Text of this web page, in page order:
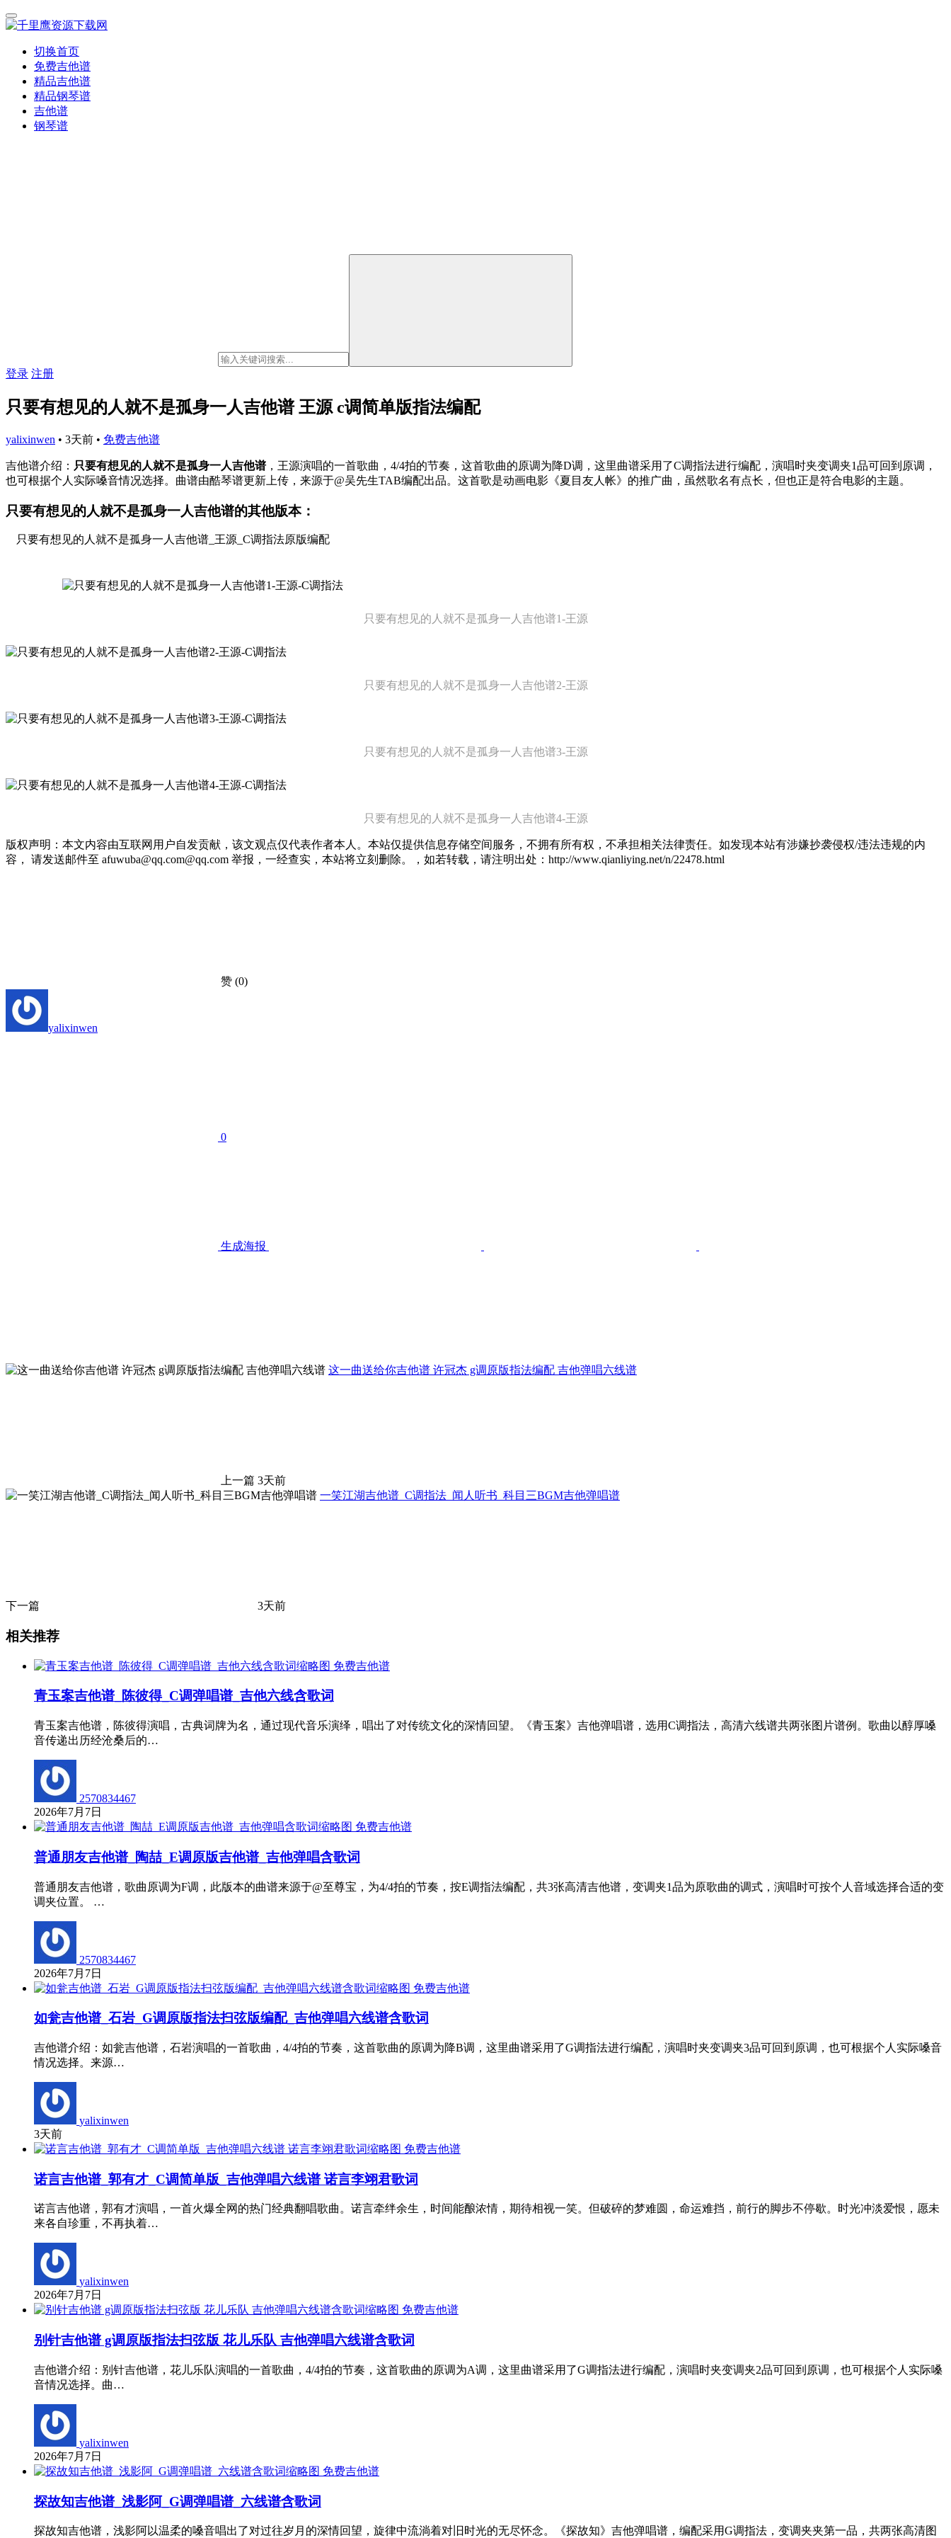
切换首页
免费吉他谱
精品吉他谱
精品钢琴谱
吉他谱
钢琴谱
登录 注册
只要有想见的人就不是孤身一人吉他谱 王源 c调简单版指法编配
yalixinwen • 3天前 • 免费吉他谱
吉他谱介绍： 只要有想见的人就不是孤身一人吉他谱，王源演唱的一首歌曲，4/4拍的节奏，这首歌曲的原调为降D调，这里曲谱采用了C调指法进行编配，演唱时夹变调夹1品可回到原调，
也可根据个人实际嗓音情况选择。曲谱由酷琴谱更新上传，来源于@吴先生TAB编配出品。这首歌是动画电影《夏目友人帐》的推广曲，虽然歌名有点长，但也正是符合电影的主题。
只要有想见的人就不是孤身一人吉他谱的其他版本：
只要有想见的人就不是孤身一人吉他谱_王源_C调指法原版编配
只要有想见的人就不是孤身一人吉他谱1-王源
只要有想见的人就不是孤身一人吉他谱2-王源
只要有想见的人就不是孤身一人吉他谱3-王源
只要有想见的人就不是孤身一人吉他谱4-王源
版权声明：本文内容由互联网用户自发贡献，该文观点仅代表作者本人。本站仅提供信息存储空间服务，不拥有所有权，不承担相关法律责任。如发现本站有涉嫌抄袭侵权/违法违规的内
容， 请发送邮件至 afuwuba@qq.com@qq.com 举报，一经查实，本站将立刻删除。，如若转载，请注明出处：http://www.qianliying.net/n/22478.html
赞 (0)
yalixinwen
0
生成海报
这一曲送给你吉他谱 许冠杰 g调原版指法编配 吉他弹唱六线谱
上一篇 3天前
一笑江湖吉他谱_C调指法_闻人听书_科目三BGM吉他弹唱谱
下一篇 3天前
相关推荐
免费吉他谱
青玉案吉他谱_陈彼得_C调弹唱谱_吉他六线含歌词
青玉案吉他谱，陈彼得演唱，古典词牌为名，通过现代音乐演绎，唱出了对传统文化的深情回望。《青玉案》吉他弹唱谱，选用C调指法，高清六线谱共两张图片谱例。歌曲以醇厚嗓
音传递出历经沧桑后的…
2570834467
2026年7月7日
免费吉他谱
普通朋友吉他谱_陶喆_E调原版吉他谱_吉他弹唱含歌词
普通朋友吉他谱，歌曲原调为F调，此版本的曲谱来源于@至尊宝，为4/4拍的节奏，按E调指法编配，共3张高清吉他谱，变调夹1品为原歌曲的调式，演唱时可按个人音域选择合适的变
调夹位置。 …
2570834467
2026年7月7日
免费吉他谱
如瓮吉他谱_石岩_G调原版指法扫弦版编配_吉他弹唱六线谱含歌词
吉他谱介绍：如瓮吉他谱，石岩演唱的一首歌曲，4/4拍的节奏，这首歌曲的原调为降B调，这里曲谱采用了G调指法进行编配，演唱时夹变调夹3品可回到原调，也可根据个人实际嗓音
情况选择。来源…
yalixinwen
3天前
免费吉他谱
诺言吉他谱_郭有才_C调简单版_吉他弹唱六线谱 诺言李翊君歌词
诺言吉他谱，郭有才演唱，一首火爆全网的热门经典翻唱歌曲。诺言牵绊余生，时间能酿浓情，期待相视一笑。但破碎的梦难圆，命运难挡，前行的脚步不停歇。时光冲淡爱恨，愿未
来各自珍重，不再执着…
yalixinwen
2026年7月7日
免费吉他谱
别针吉他谱 g调原版指法扫弦版 花儿乐队 吉他弹唱六线谱含歌词
吉他谱介绍：别针吉他谱，花儿乐队演唱的一首歌曲，4/4拍的节奏，这首歌曲的原调为A调，这里曲谱采用了G调指法进行编配，演唱时夹变调夹2品可回到原调，也可根据个人实际嗓
音情况选择。曲…
yalixinwen
2026年7月7日
免费吉他谱
探故知吉他谱_浅影阿_G调弹唱谱_六线谱含歌词
探故知吉他谱，浅影阿以温柔的嗓音唱出了对过往岁月的深情回望，旋律中流淌着对旧时光的无尽怀念。《探故知》吉他弹唱谱，编配采用G调指法，变调夹夹第一品，共两张高清图